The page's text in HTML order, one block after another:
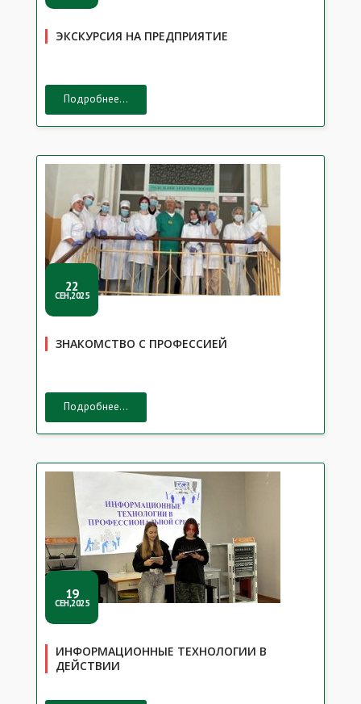
ЭКСКУРСИЯ НА ПРЕДПРИЯТИЕ
Подробнее...
22
СЕН,2025
ЗНАКОМСТВО С ПРОФЕССИЕЙ
Подробнее...
19
СЕН,2025
ИНФОРМАЦИОННЫЕ ТЕХНОЛОГИИ В
ДЕЙСТВИИ